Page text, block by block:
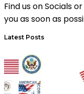
Find us on Socials or
you as soon as
Latest Posts